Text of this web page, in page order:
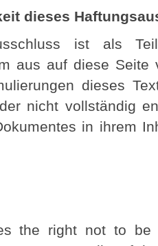
dieses
ist als
aus auf diese Seite
dieses
nicht vollständig
in ihrem
the right not to be